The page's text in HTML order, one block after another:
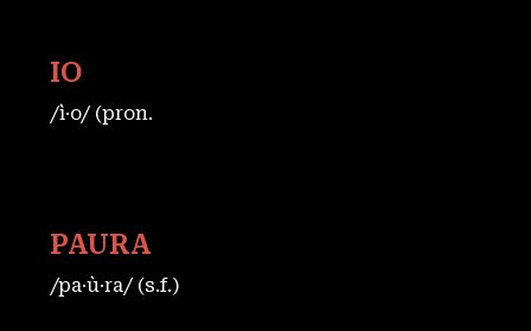
IO
/ì·o/ (pron.
PAURA
/pa·ù·ra/ (s.f.)